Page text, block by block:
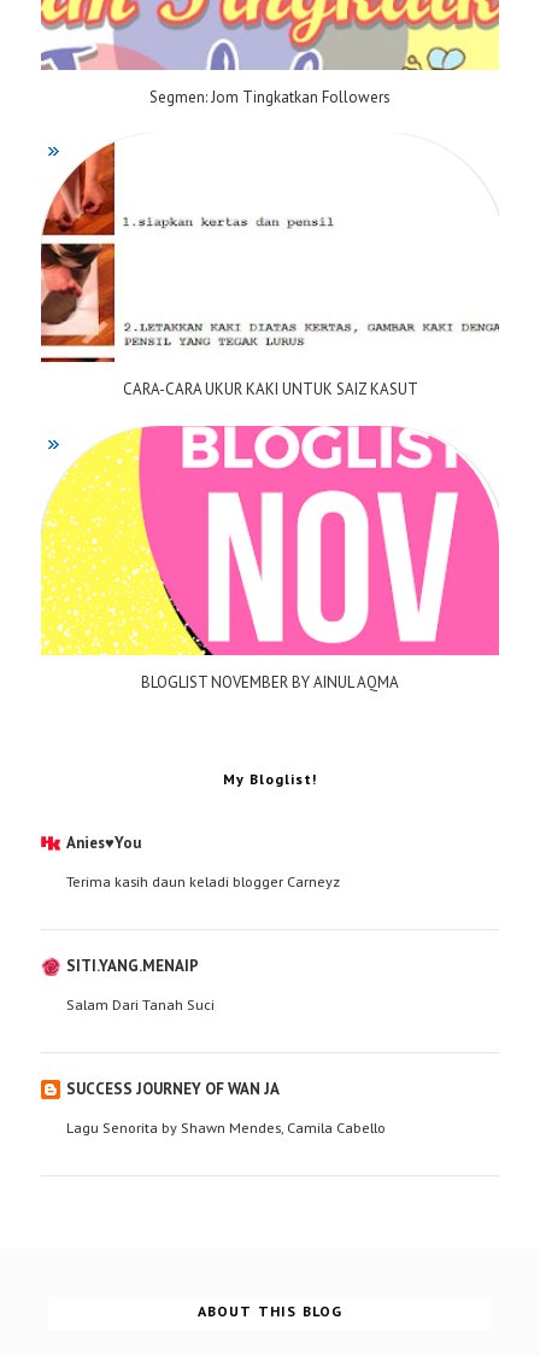
Segmen: Jom Tingkatkan Followers
CARA-CARA UKUR KAKI UNTUK SAIZ KASUT
BLOGLIST NOVEMBER BY AINUL AQMA
My Bloglist!
Anies♥You
Terima kasih daun keladi blogger Carneyz
SITI.YANG.MENAIP
Salam Dari Tanah Suci
SUCCESS JOURNEY OF WAN JA
Lagu Senorita by Shawn Mendes, Camila Cabello
ABOUT THIS BLOG